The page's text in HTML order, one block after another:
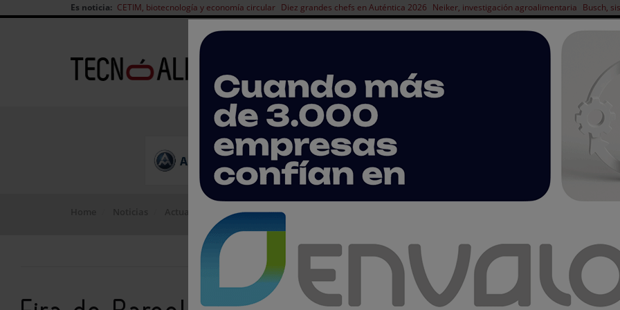
Es noticia: CETIM, biotecnología y economía circular Diez grandes chefs en Auténtica 2026 Neiker, investigación agroalimentaria Busch,
NOTICIAS ARTÍCULOS
Actualidad del sector Fira de Barcelona acogerá la feria líder de impresión de etiquetas y packaging